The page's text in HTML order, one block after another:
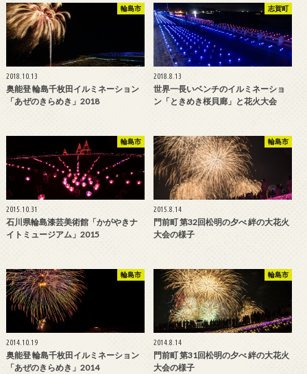
輪島市
2018.10.13
奥能登 輪島千枚田イルミネーション
「あぜのきらめき」2018
志賀町
2018.8.13
世界一長いベンチのイルミネーショ
ン「ときめき桜貝廊」と花火大会
輪島市
2015.10.31
石川県輪島漆芸美術館「かがやきナ
イトミュージアム」2015
輪島市
2015.8.14
門前町 第32回松明の夕べ 絆の大花火
大会の様子
輪島市
2014.10.19
奥能登 輪島千枚田イルミネーション
「あぜのきらめき」2014
輪島市
2014.8.14
門前町 第31回松明の夕べ 絆の大花火
大会の様子